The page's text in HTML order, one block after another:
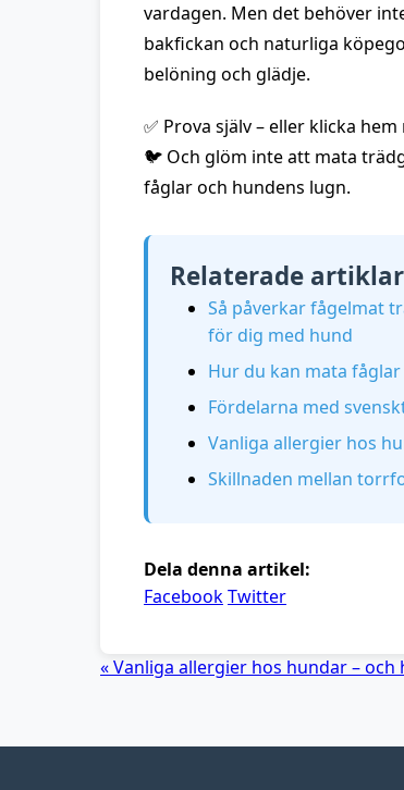
vardagen. Men det behöver
bakfickan och naturliga
belöning och glädje.
✅ Prova själv – eller klicka
🐦 Och glöm inte att mata
fåglar och hundens lugn.
Relaterade artiklar
Så påverkar fågelmat
för dig med hund
Hur du kan mata
Fördelarna med
Vanliga allergier hos
Skillnaden mellan
Dela denna artikel:
FacebookTwitter
« Vanliga allergier hos hundar –